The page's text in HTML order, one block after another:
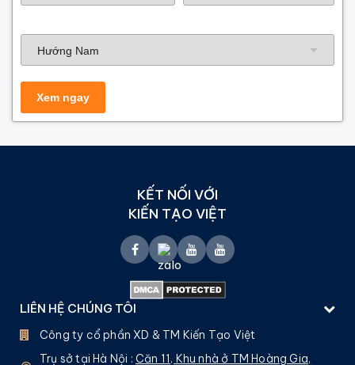
KẾT NỐI VỚI
KIẾN TẠO VIỆT
LIÊN HỆ CHÚNG TÔI
Công ty cổ phần XD & TM Kiến Tạo Việt
Trụ sở tại Hà Nội : Căn 11, Khu nhà ở TM Hoàng Gia,